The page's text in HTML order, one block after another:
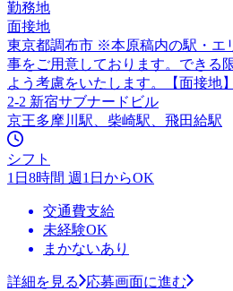
勤務地
面接地
東京都調布市 ※本原稿内の駅・エ
事をご用意しております。できる
よう考慮をいたします。【面接地
2-2 新宿サブナードビル
京王多摩川駅、柴崎駅、飛田給駅
シフト
1日8時間 週1日からOK
交通費支給
未経験OK
まかないあり
詳細を見る
応募画面に進む